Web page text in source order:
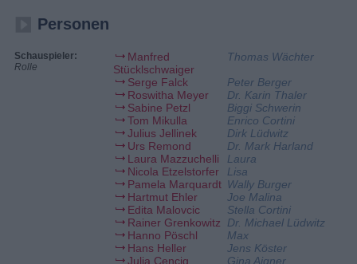
Personen
Schauspieler:
Rolle
Manfred
Stücklschwaiger
Thomas Wächter
Serge Falck
Peter Berger
Roswitha Meyer
Dr. Karin Thaler
Sabine Petzl
Biggi Schwerin
Tom Mikulla
Enrico Cortini
Julius Jellinek
Dirk Lüdwitz
Urs Remond
Dr. Mark Harland
Laura Mazzuchelli
Laura
Nicola Etzelstorfer
Lisa
Pamela Marquardt Wally Burger
Hartmut Ehler
Joe Malina
Edita Malovcic
Stella Cortini
Rainer Grenkowitz
Dr. Michael Lüdwitz
Hanno Pöschl
Max
Hans Heller
Jens Köster
Julia Cencig
Gina Aigner